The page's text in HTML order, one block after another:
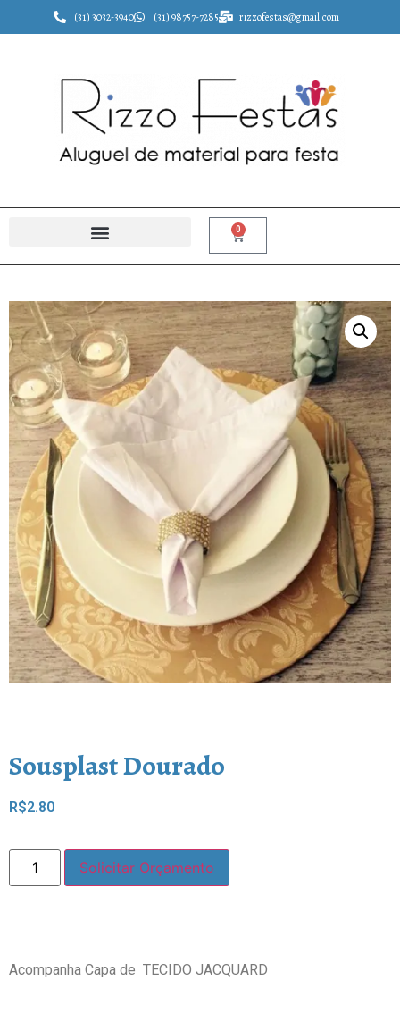
(31) 3032-3940 (31) 98757-7285 rizzofestas@gmail.com
0
Sousplast Dourado
R$2.80
Solicitar Orçamento
Acompanha Capa de TECIDO JACQUARD